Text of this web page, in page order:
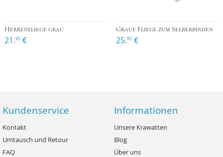
Herrenfliege grau
21.95 €
Graue Fliege zum Selberbinden
25.95 €
Kundenservice
Kontakt
Umtausch und Retour
FAQ
Informationen
Unsere Krawatten
Blog
Über uns